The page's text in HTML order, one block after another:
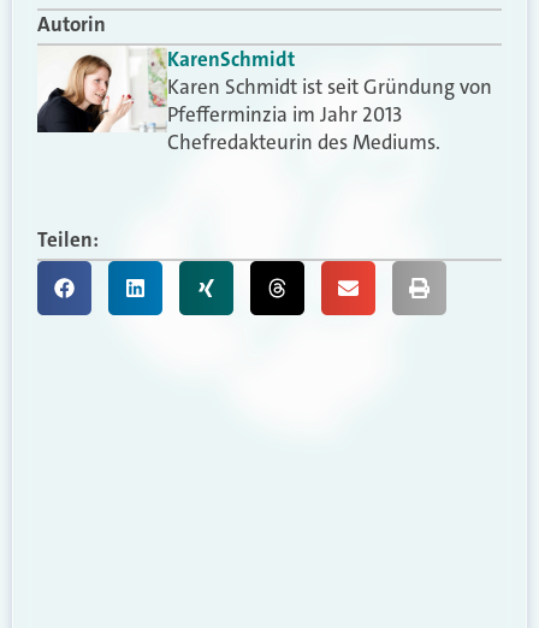
Autorin
KarenSchmidt
Karen Schmidt ist seit Gründung von
Pfefferminzia im Jahr 2013
Chefredakteurin des Mediums.
Teilen: